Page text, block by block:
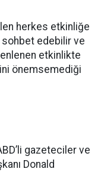
herkes etkinliğe
sohbet edebilir ve
etkinlikte
önemsemediği
gazeteciler ve
Donald